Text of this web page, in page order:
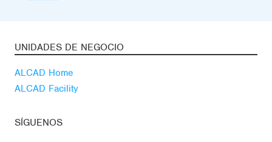
UNIDADES DE NEGOCIO
ALCAD Home
ALCAD Facility
SÍGUENOS